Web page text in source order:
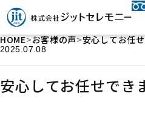
HOME お客様の声 安心してお任
2025.07.08
安心してお任せでき